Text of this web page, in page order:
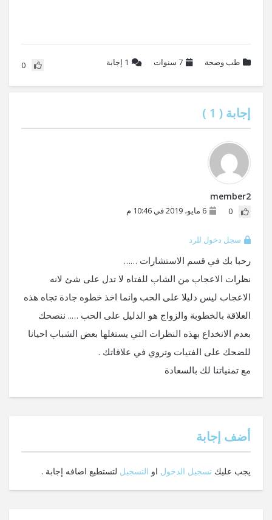
طب وصحة 7 سنوات 1 إجابة 0
إجابة ( 1
)
member2
0 6 مايو، 2019 في 10:46 م
سجل دخول للرد
رحبا بك في قسم الاستشارات ……
نظرات الاعجاب من الشاب للفتاه لا تدل على شئ لانه
الاعجاب ليس دليلا على الحب وانما اخذ خطوه جادة تجاه هذه
العلاقة بالخطوبة والزواج هو الدليل على الحب ….. ننصحك
بعدم الانخداع بهذه النظرات التي يستغلها بعض الشباب احيانا
للضحك على الفتيات وتروي في علاقاتك .
مع تمنياتنا لك بالسعادة
‫أضف إجابة
يجب عليك تسجيل الدخول او التسجيل لتستطيع اضافه إجابة .